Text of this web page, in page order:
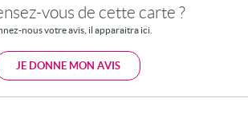
vous de cette carte ?
nous votre avis, il apparaitra ici.
JE DONNE MON AVIS